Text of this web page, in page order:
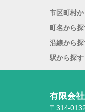
市区町村
町名から探
沿線から探
駅から探す
有限会
〒314-0132